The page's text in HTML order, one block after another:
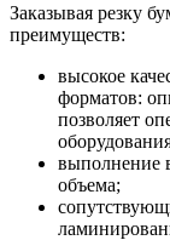
Заказывая резку
преимуществ:
высокое
форматов:
позволяет
выполнение
объема;